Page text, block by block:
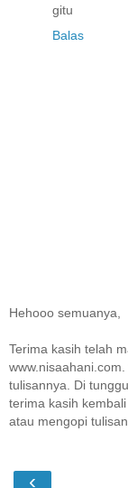
gitu
Balas
Hehooo semuanya,
Terima kasih telah
tulisannya. Di
terima kasih
atau mengopi
‹